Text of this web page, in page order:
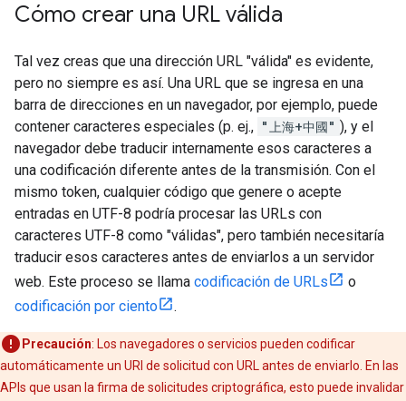
Cómo crear una URL válida
Tal vez creas que una dirección URL "válida" es evidente,
pero no siempre es así. Una URL que se ingresa en una
barra de direcciones en un navegador, por ejemplo, puede
contener caracteres especiales (p. ej., "上海+中國" ), y el
navegador debe traducir internamente esos caracteres a
una codificación diferente antes de la transmisión. Con el
mismo token, cualquier código que genere o acepte
entradas en UTF-8 podría procesar las URLs con
caracteres UTF-8 como "válidas", pero también necesitaría
traducir esos caracteres antes de enviarlos a un servidor
web. Este proceso se llama codificación de URLs
o
codificación por ciento
.
Precaución: Los navegadores o servicios pueden codificar
automáticamente un URI de solicitud con URL antes de enviarlo. En las
APIs que usan la firma de solicitudes criptográfica, esto puede invalidar